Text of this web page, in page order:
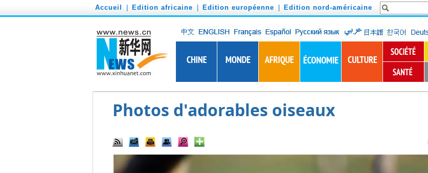
Accueil Edition africaine Edition européenne Edition nord-américaine
Photos d'adorables oiseaux